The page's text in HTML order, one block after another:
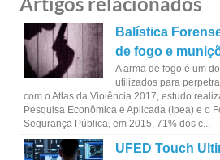
Balística
de fogo e
A arma de fogo é um
utilizados para
com o Atlas da Violência 2017, estudo
Pesquisa Econômica e Aplicada (Ipea) e o
Segurança Pública, em 2015, 71% dos c...
UFED Touch